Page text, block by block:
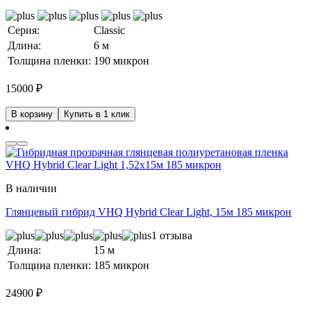
Серия:
Classic
Длина:
6 м
Толщина пленки: 190 микрон
15000 ₽
В корзину Купить в 1 клик
В наличии
Глянцевый гибрид VHQ Hybrid Clear Light, 15м 185 микрон
1 отзыва
Длина:
15 м
Толщина пленки: 185 микрон
24900 ₽